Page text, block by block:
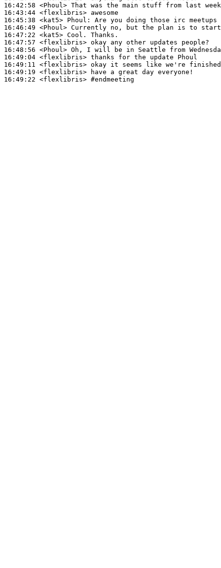
16:42:58 <Phoul>
16:43:44 <flexlibris>
16:45:38 <kat5> Phoul:
16:46:49 <Phoul>
16:47:22 <kat5>
16:47:57 <flexlibris>
16:48:56 <Phoul>
16:49:04 <flexlibris>
16:49:11 <flexlibris>
16:49:19 <flexlibris>
16:49:22 <flexlibris> #endmeeting